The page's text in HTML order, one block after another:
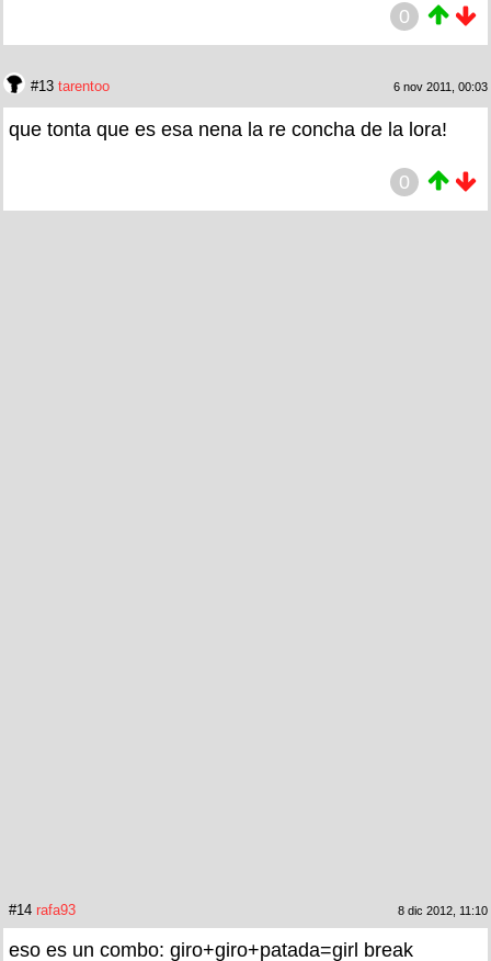
0
#13 tarentoo 6 nov 2011, 00:03
que tonta que es esa nena la re concha de la lora!
0
#14 rafa93 8 dic 2012, 11:10
eso es un combo: giro+giro+patada=girl break